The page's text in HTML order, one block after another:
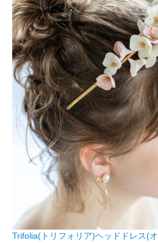
Trifolia(トリフォリア)ヘッドドレス(